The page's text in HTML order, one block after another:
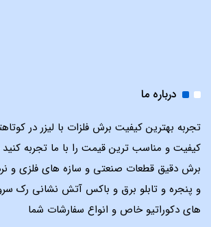
درباره ما
تجربه بهترین کیفیت برش فلزات با لیزر در
کیفیت و مناسب ترین قیمت را با ما تجربه
برش دقیق قطعات صنعتی و سازه های فلزی و
و پنجره و تابلو برق و باکس آتش نشانی رک
های دکوراتیو خاص و انواع سفارشات شما